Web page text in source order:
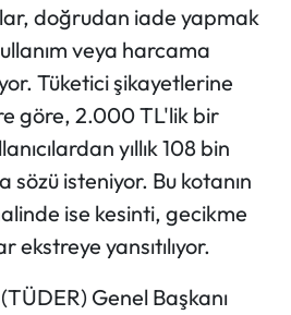
doğrudan iade yapmak
veya harcama
Tüketici şikayetlerine
göre, 2.000 TL'lik bir
yıllık 108 bin
sözü isteniyor. Bu kotanın
ise kesinti, gecikme
yansıtılıyor.
Genel Başkanı